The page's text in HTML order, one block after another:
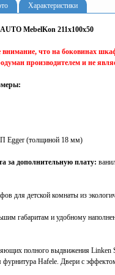
Характеристики
MebelKon 211x100x50
что на боковинах
производителем и не
Egger (толщиной 18 мм)
за дополнительную плату:
для детской комнаты из
габаритам и удобному
полного выдвижения Linken
Hafele. Двери с